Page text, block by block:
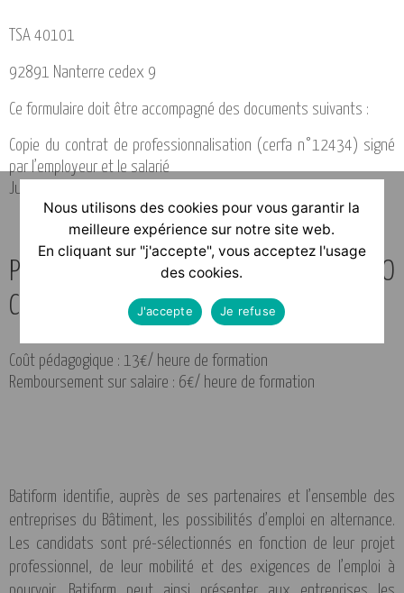
TSA 40101
92891 Nanterre cedex 9
Ce formulaire doit être accompagné des documents suivants :
Copie du contrat de professionnalisation (cerfa n°12434) signé
par l’employeur et le salarié
Justificatif de coordonnées bancaires
Prise en charge formation : OPCO
CONSTRUCTYS
Coût pédagogique : 13€/ heure de formation
Remboursement sur salaire : 6€/ heure de formation
Batiform identifie, auprès de ses partenaires et l’ensemble des
entreprises du Bâtiment, les possibilités d’emploi en alternance.
Les candidats sont pré-sélectionnés en fonction de leur projet
professionnel, de leur mobilité et des exigences de l’emploi à
Nous utilisons des cookies pour vous garantir la
meilleure expérience sur notre site web.
En cliquant sur "j'accepte", vous acceptez l'usage
des cookies.
J'accepte Je refuse